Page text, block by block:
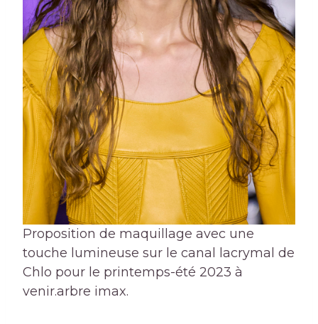
Proposition de maquillage avec une
touche lumineuse sur le canal lacrymal de
Chlo pour le printemps-été 2023 à
venir.arbre imax.